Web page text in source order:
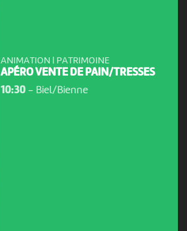
ANIMATION | PATRIMOINE
APÉRO VENTE DE PAIN/TRESSES
10:30- Biel/Bienne